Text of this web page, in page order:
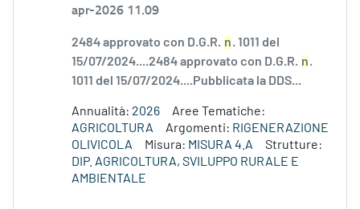
apr-2026 11.09
2484 approvato con D.G.R. n. 1011 del
15/07/2024....2484 approvato con D.G.R. n.
1011 del 15/07/2024....Pubblicata la DDS...
Annualità: 2026
Aree Tematiche:
AGRICOLTURA
Argomenti: RIGENERAZIONE
OLIVICOLA
Misura: MISURA 4.A
Strutture:
DIP. AGRICOLTURA, SVILUPPO RURALE E
AMBIENTALE